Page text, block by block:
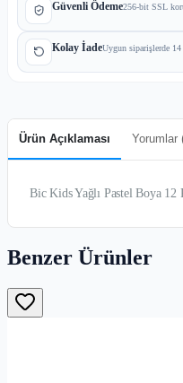
Güvenli Ödeme256-bit SSL
Kolay İadeUygun siparişlerde
Ürün Açıklaması Yorumlar
Bic Kids Yağlı Pastel Boya 12
Benzer Ürünler